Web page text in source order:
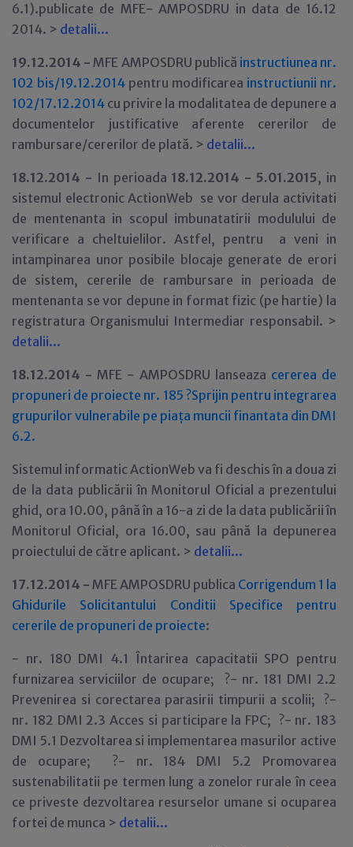
6.1).publicate de MFE- AMPOSDRU in data de 16.12
2014. > detalii...
19.12.2014 -MFE AMPOSDRU publică instructiunea nr.
102 bis/19.12.2014 pentru modificarea instructiunii nr.
102/17.12.2014 cu privire la modalitatea de depunere a
documentelor justificative aferente cererilor de
rambursare/cererilor de plată. > detalii...
18.12.2014 - In perioada 18.12.2014 - 5.01.2015, in
sistemul electronic ActionWeb se vor derula activitati
de mentenanta in scopul imbunatatirii modulului de
verificare a cheltuielilor. Astfel, pentru a veni in
intampinarea unor posibile blocaje generate de erori
de sistem, cererile de rambursare in perioada de
mentenanta se vor depune in format fizic (pe hartie) la
registratura Organismului Intermediar responsabil. >
detalii...
18.12.2014 -MFE - AMPOSDRU lanseaza cererea de
propuneri de proiecte nr. 185 ?Sprijin pentru integrarea
grupurilor vulnerabile pe piața muncii finantata din DMI
6.2.
Sistemul informatic ActionWeb va fi deschis în a doua zi
de la data publicării în Monitorul Oficial a prezentului
ghid, ora 10.00, până în a 16-a zi de la data publicării în
Monitorul Oficial, ora 16.00, sau până la depunerea
proiectului de către aplicant. > detalii...
17.12.2014 - MFE AMPOSDRU publica Corrigendum 1 la
Ghidurile Solicitantului Conditii Specifice pentru
cererile de propuneri de proiecte:
- nr. 180 DMI 4.1 Întarirea capacitatii SPO pentru
furnizarea serviciilor de ocupare; ?- nr. 181 DMI 2.2
Prevenirea si corectarea parasirii timpurii a scolii; ?-
nr. 182 DMI 2.3 Acces si participare la FPC; ?- nr. 183
DMI 5.1 Dezvoltarea si implementarea masurilor active
de ocupare; ?- nr. 184 DMI 5.2 Promovarea
sustenabilitatii pe termen lung a zonelor rurale în ceea
ce priveste dezvoltarea resurselor umane si ocuparea
fortei de munca > detalii...